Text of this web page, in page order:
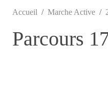
Accueil Marche Active
Parcours